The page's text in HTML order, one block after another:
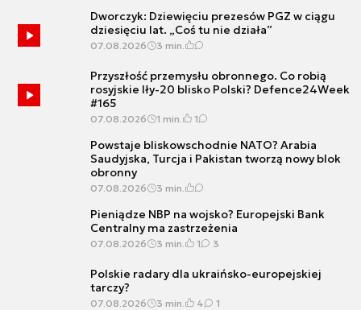
Dworczyk: Dziewięciu prezesów PGZ w ciągu
dziesięciu lat. „Coś tu nie działa”
07.08.2026 3 min.
Przyszłość przemysłu obronnego. Co robią
rosyjskie Iły-20 blisko Polski? Defence24Week
#165
07.08.2026 1 min. 1
Powstaje bliskowschodnie NATO? Arabia
Saudyjska, Turcja i Pakistan tworzą nowy blok
obronny
07.08.2026 3 min.
Pieniądze NBP na wojsko? Europejski Bank
Centralny ma zastrzeżenia
07.08.2026 3 min. 1 3
Polskie radary dla ukraińsko-europejskiej
tarczy?
07.08.2026 3 min. 4 1